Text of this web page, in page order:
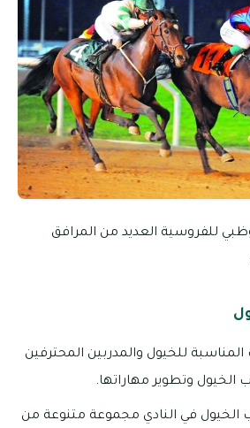
للفروسية العديد من المرافق
المناسبة للخيول والمدربين المحترفين
الخيول وتطوير مهاراتها.
الخيول في النادي مجموعة متنوعة من